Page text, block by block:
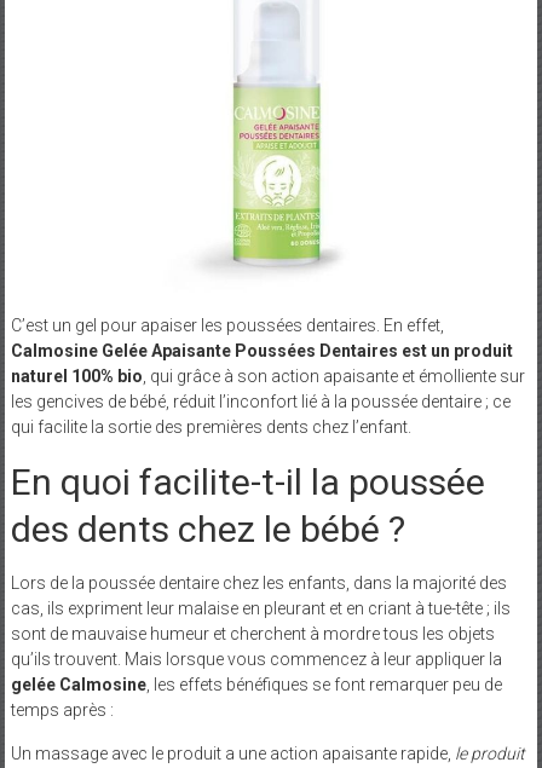
C’est un gel pour apaiser les poussées dentaires. En effet,
Calmosine Gelée Apaisante Poussées Dentaires est un produit
naturel 100% bio , qui grâce à son action apaisante et émolliente sur
les gencives de bébé, réduit l’inconfort lié à la poussée dentaire ; ce
qui facilite la sortie des premières dents chez l’enfant.
En quoi facilite-t-il la poussée
des dents chez le bébé ?
Lors de la poussée dentaire chez les enfants, dans la majorité des
cas, ils expriment leur malaise en pleurant et en criant à tue-tête ; ils
sont de mauvaise humeur et cherchent à mordre tous les objets
qu’ils trouvent. Mais lorsque vous commencez à leur appliquer la
gelée Calmosine, les effets bénéfiques se font remarquer peu de
temps après :
Un massage avec le produit a une action apaisante rapide, le produit